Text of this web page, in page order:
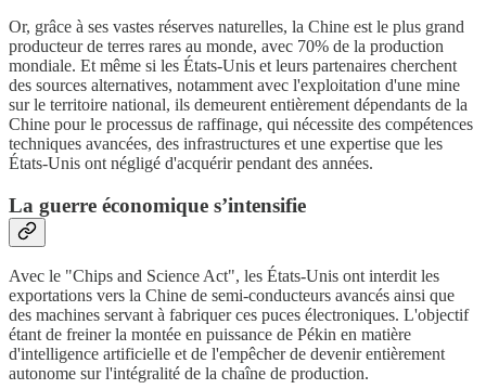
Or, grâce à ses vastes réserves naturelles, la Chine est le plus grand
producteur de terres rares au monde, avec 70% de la production
mondiale. Et même si les États-Unis et leurs partenaires cherchent
des sources alternatives, notamment avec l'exploitation d'une mine
sur le territoire national, ils demeurent entièrement dépendants de la
Chine pour le processus de raffinage, qui nécessite des compétences
techniques avancées, des infrastructures et une expertise que les
États-Unis ont négligé d'acquérir pendant des années.
La guerre économique s’intensifie
Avec le "Chips and Science Act", les États-Unis ont interdit les
exportations vers la Chine de semi-conducteurs avancés ainsi que
des machines servant à fabriquer ces puces électroniques. L'objectif
étant de freiner la montée en puissance de Pékin en matière
d'intelligence artificielle et de l'empêcher de devenir entièrement
autonome sur l'intégralité de la chaîne de production.